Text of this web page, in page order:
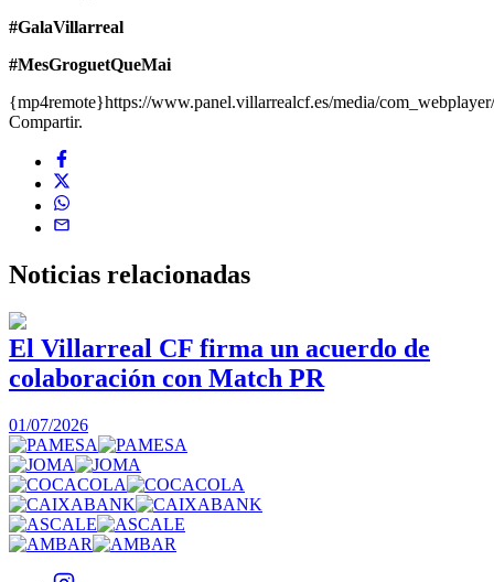
#GalaVillarreal
#MesGroguetQueMai
{mp4remote}https://www.panel.villarrealcf.es/media/
Compartir.
Noticias relacionadas
El Villarreal CF firma un acuerdo de
colaboración con Match PR
01/07/2026